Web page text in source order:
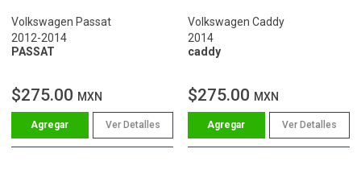
Volkswagen Passat
2012-2014
PASSAT
$275.00 MXN
Ver Detalles
Volkswagen Caddy
2014
caddy
$275.00 MXN
Ver Detalles